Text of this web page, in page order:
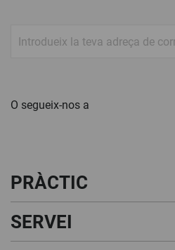
butlletí:
O segueix-nos a
PRÀCTIC
SERVEI